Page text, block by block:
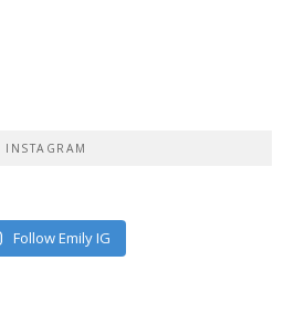
INSTAGRAM
Follow Emily IG